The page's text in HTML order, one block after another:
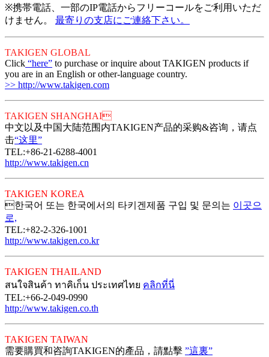
※携帯電話、一部のIP電話からフリーコールをご利用いただ
けません。 最寄りの支店にご連絡下さい。
TAKIGEN GLOBAL
Click “here” to purchase or inquire about TAKIGEN products if
you are in an English or other-language country.
>> http://www.takigen.com
TAKIGEN SHANGHAI
中文以及中国大陆范围内TAKIGEN产品的采购&咨询，请点
击“这里”
TEL:+86-21-6288-4001
http://www.takigen.cn
TAKIGEN KOREA
한국어 또는 한국에서의 타키겐제품 구입 및 문의는 이곳으
로,
TEL:+82-2-326-1001
http://www.takigen.co.kr
TAKIGEN THAILAND
สนใจสินค้า ทาคิเก็น ประเทศไทย คลิกที่นี่
TEL:+66-2-049-0990
http://www.takigen.co.th
TAKIGEN TAIWAN
需要購買和咨詢TAKIGEN的產品，請點擊 ”這裏”